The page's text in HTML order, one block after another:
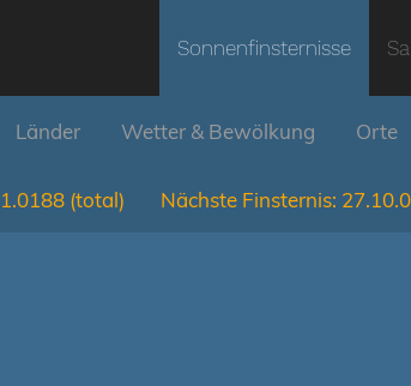
Sonnenfinsternisse
Länder Wetter & Bewölkung Orte
(total) Nächste Finsternis: